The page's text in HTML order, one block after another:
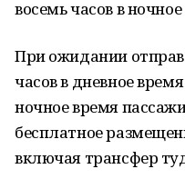
восемь часов в
При ожидании
часов в дневное
ночное время
бесплатное
включая трансфер